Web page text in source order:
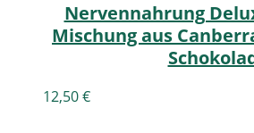
Nervennahrung
Mischung aus
12,50€